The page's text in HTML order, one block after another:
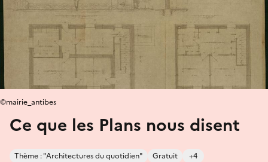
Ce que les Plans nous disent
Thème : "Architectures du quotidien" Gratuit +4
©mairie_antibes